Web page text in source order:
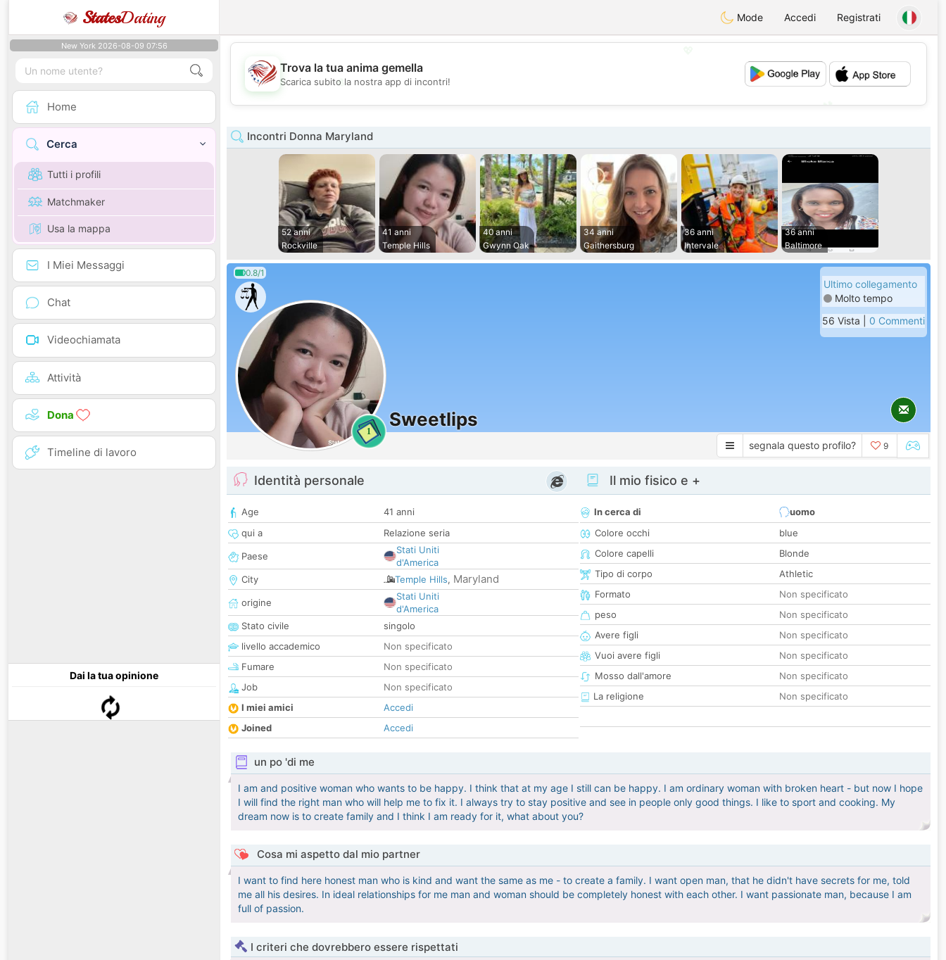
StatesDating Mode Accedi Registrati
New York 2026-08-09 07:56
Home
Cerca
Tutti i profili
Matchmaker
Usa la mappa
I Miei Messaggi
Chat
Videochiamata
Attività
Dona
Timeline di lavoro
Dai la tua opinione
💖
💕
Trova la tua anima gemella
Scarica subito la nostra app di incontri!
Incontri Donna Maryland
52 anni
Rockville
41 anni
Temple Hills
40 anni
Gwynn Oak
34 anni
Gaithersburg
36 anni
Intervale
36 anni
Baltimore
0.8/1
1
Sweetlips
Ultimo collegamento
Molto tempo
56 Vista | 0 Commenti
segnala questo profilo? 9
Identità personale
Age
41 anni
qui a
Relazione seria
Paese
Stati Uniti
d'America
City
Temple Hills, Maryland
origine
Stati Uniti
d'America
Stato civile
singolo
livello accademico
Non specificato
Fumare
Non specificato
Job
Non specificato
I miei amici
Accedi
Joined
Accedi
Il mio fisico e +
In cerca di
uomo
Colore occhi
blue
Colore capelli
Blonde
Tipo di corpo
Athletic
Formato
Non specificato
peso
Non specificato
Avere figli
Non specificato
Vuoi avere figli
Non specificato
Mosso dall'amore
Non specificato
La religione
Non specificato
un po 'di me
I am and positive woman who wants to be happy. I think that at my age I still can be happy. I am ordinary woman with broken heart - but now I hope
I will find the right man who will help me to fix it. I always try to stay positive and see in people only good things. I like to sport and cooking. My
dream now is to create family and I think I am ready for it, what about you?
Cosa mi aspetto dal mio partner
I want to find here honest man who is kind and want the same as me - to create a family. I want open man, that he didn't have secrets for me, told
me all his desires. In ideal relationships for me man and woman should be completely honest with each other. I want passionate man, because I am
full of passion.
I criteri che dovrebbero essere rispettati